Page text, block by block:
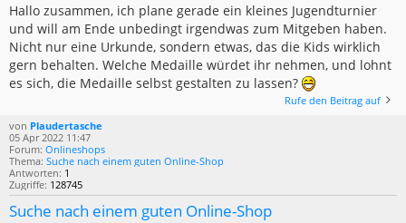
Hallo zusammen, ich plane gerade ein kleines Jugendturnier
und will am Ende unbedingt irgendwas zum Mitgeben haben.
Nicht nur eine Urkunde, sondern etwas, das die Kids wirklich
gern behalten. Welche Medaille würdet ihr nehmen, und lohnt
es sich, die Medaille selbst gestalten zu lassen?
Rufe den Beitrag auf
von Plaudertasche
05 Apr 2022 11:47
Forum: Onlineshops
Thema: Suche nach einem guten Online-Shop
Antworten: 1
Zugriffe: 128745
Suche nach einem guten Online-Shop